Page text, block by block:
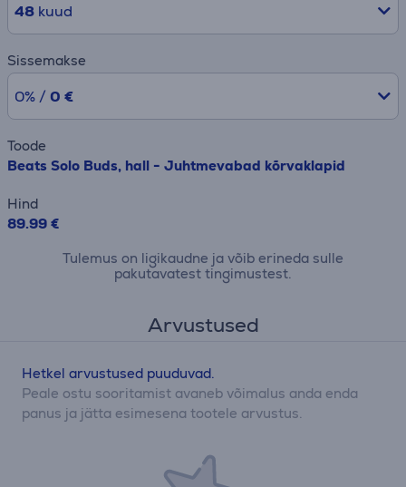
48kuud
Sissemakse
0% / 0 €
Toode
Beats Solo Buds, hall - Juhtmevabad kõrvaklapid
Hind
89.99 €
Tulemus on ligikaudne ja võib erineda sulle
pakutavatest tingimustest.
Arvustused
Hetkel arvustused puuduvad.
Peale ostu sooritamist avaneb võimalus anda enda
panus ja jätta esimesena tootele arvustus.